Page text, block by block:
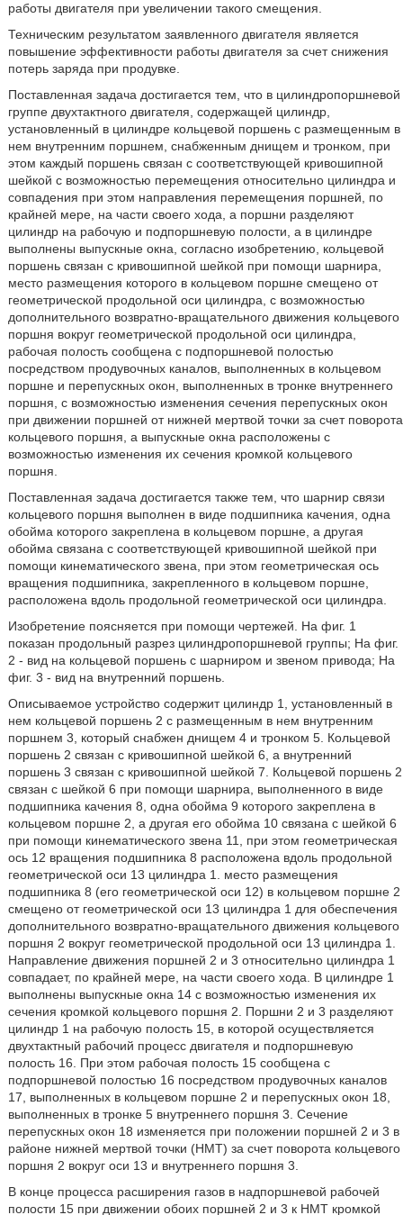
работы двигателя при увеличении такого смещения.
Техническим результатом заявленного двигателя является
повышение эффективности работы двигателя за счет снижения
потерь заряда при продувке.
Поставленная задача достигается тем, что в цилиндропоршневой
группе двухтактного двигателя, содержащей цилиндр,
установленный в цилиндре кольцевой поршень с размещенным в
нем внутренним поршнем, снабженным днищем и тронком, при
этом каждый поршень связан с соответствующей кривошипной
шейкой с возможностью перемещения относительно цилиндра и
совпадения при этом направления перемещения поршней, по
крайней мере, на части своего хода, а поршни разделяют
цилиндр на рабочую и подпоршневую полости, а в цилиндре
выполнены выпускные окна, согласно изобретению, кольцевой
поршень связан с кривошипной шейкой при помощи шарнира,
место размещения которого в кольцевом поршне смещено от
геометрической продольной оси цилиндра, с возможностью
дополнительного возвратно-вращательного движения кольцевого
поршня вокруг геометрической продольной оси цилиндра,
рабочая полость сообщена с подпоршневой полостью
посредством продувочных каналов, выполненных в кольцевом
поршне и перепускных окон, выполненных в тронке внутреннего
поршня, с возможностью изменения сечения перепускных окон
при движении поршней от нижней мертвой точки за счет поворота
кольцевого поршня, а выпускные окна расположены с
возможностью изменения их сечения кромкой кольцевого
поршня.
Поставленная задача достигается также тем, что шарнир связи
кольцевого поршня выполнен в виде подшипника качения, одна
обойма которого закреплена в кольцевом поршне, а другая
обойма связана с соответствующей кривошипной шейкой при
помощи кинематического звена, при этом геометрическая ось
вращения подшипника, закрепленного в кольцевом поршне,
расположена вдоль продольной геометрической оси цилиндра.
Изобретение поясняется при помощи чертежей. На фиг. 1
показан продольный разрез цилиндропоршневой группы; На фиг.
2 - вид на кольцевой поршень с шарниром и звеном привода; На
фиг. 3 - вид на внутренний поршень.
Описываемое устройство содержит цилиндр 1, установленный в
нем кольцевой поршень 2 с размещенным в нем внутренним
поршнем 3, который снабжен днищем 4 и тронком 5. Кольцевой
поршень 2 связан с кривошипной шейкой 6, а внутренний
поршень 3 связан с кривошипной шейкой 7. Кольцевой поршень 2
связан с шейкой 6 при помощи шарнира, выполненного в виде
подшипника качения 8, одна обойма 9 которого закреплена в
кольцевом поршне 2, а другая его обойма 10 связана с шейкой 6
при помощи кинематического звена 11, при этом геометрическая
ось 12 вращения подшипника 8 расположена вдоль продольной
геометрической оси 13 цилиндра 1. место размещения
подшипника 8 (его геометрической оси 12) в кольцевом поршне 2
смещено от геометрической оси 13 цилиндра 1 для обеспечения
дополнительного возвратно-вращательного движения кольцевого
поршня 2 вокруг геометрической продольной оси 13 цилиндра 1.
Направление движения поршней 2 и 3 относительно цилиндра 1
совпадает, по крайней мере, на части своего хода. В цилиндре 1
выполнены выпускные окна 14 с возможностью изменения их
сечения кромкой кольцевого поршня 2. Поршни 2 и 3 разделяют
цилиндр 1 на рабочую полость 15, в которой осуществляется
двухтактный рабочий процесс двигателя и подпоршневую
полость 16. При этом рабочая полость 15 сообщена с
подпоршневой полостью 16 посредством продувочных каналов
17, выполненных в кольцевом поршне 2 и перепускных окон 18,
выполненных в тронке 5 внутреннего поршня 3. Сечение
перепускных окон 18 изменяется при положении поршней 2 и 3 в
районе нижней мертвой точки (НМТ) за счет поворота кольцевого
поршня 2 вокруг оси 13 и внутреннего поршня 3.
В конце процесса расширения газов в надпоршневой рабочей
полости 15 при движении обоих поршней 2 и 3 к НМТ кромкой